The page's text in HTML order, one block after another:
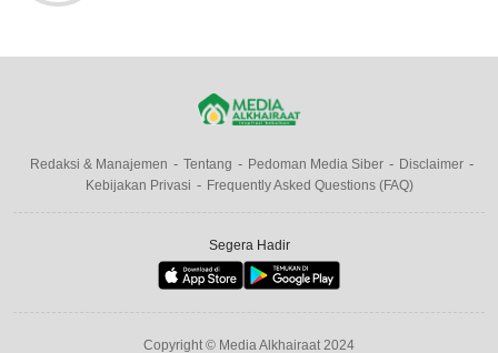
Redaksi & Manajemen Tentang Pedoman Media Siber
Disclaimer
Kebijakan Privasi
Frequently Asked Questions (FAQ)
Segera Hadir
Copyright © Media Alkhairaat 2024